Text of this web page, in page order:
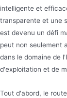
intelligente et
transparente et une
est devenu un défi
peut non seulement
dans le domaine de
d'exploitation et de
Tout d'abord, le